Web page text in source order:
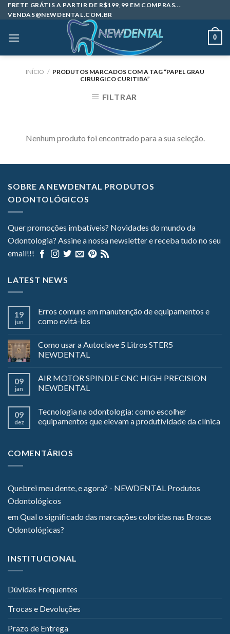
Skip
to
FRETE GRÁTIS A PARTIR DE R$199,99 EM COMPRAS...
VENDAS@NEWDENTAL.COM.BR
0
INÍCIO / PRODUTOS MARCADOS COM A TAG “PAPEL GRAU
CIRURGICO CURITIBA”
FILTRAR
Nenhum produto foi encontrado para a sua seleção.
SOBRE A NEWDENTAL PRODUTOS
ODONTOLÓGICOS
Quer promoções imbatíveis? Novidades do mundo da
Odontologia? Assine a nossa newsletter e receba tudo no seu
email!!!
LATEST NEWS
19
jun
Erros comuns em manutenção de equipamentos e
como evitá-los
Como usar a Autoclave 5 Litros STER5
NEWDENTAL
09
jan
AIR MOTOR SPINDLE CNC HIGH PRECISION
NEWDENTAL
09
dez
Tecnologia na odontologia: como escolher
equipamentos que elevam a produtividade da clínica
COMENTÁRIOS
Quebrei meu dente, e agora? - NEWDENTAL Produtos
Odontológicos
emQual o significado das marcações coloridas nas Brocas
Odontológicas?
INSTITUCIONAL
Dúvidas Frequentes
Trocas e Devoluções
Prazo de Entrega